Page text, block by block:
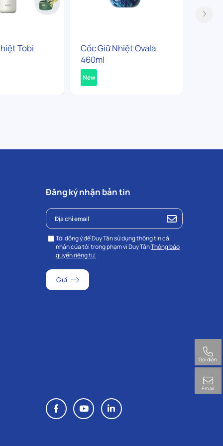
Tobi
Cốc Giữ Nhiệt Ovala
460ml
New
Đăng ký nhận bản tin
Tôi đồng ý để Duy Tân sử dụng thông tin cá
nhân của tôi trong phạm vi Duy TânThông báo
quyền riêng tư.
Gọi điện
Email